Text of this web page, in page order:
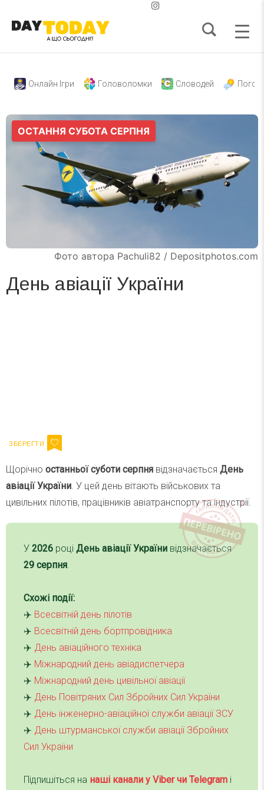
Онлайн Ігри Головоломки Словодей
День авіації України
Щорічно останньої суботи серпня відзначається День
авіації України. У цей день вітають військових та
цивільних пілотів, працівників авіатранспорту та індустрії.
У 2026 році День авіації України відзначається
29 серпня.
Схожі події:
✈️ Всесвітній день пілотів
✈️ Всесвітній день бортпровідника
✈️ День авіаційного техніка
✈️ Міжнародний день авіадиспетчера
✈️ Міжнародний день цивільної авіації
✈️ День Повітряних Сил Збройних Сил України
✈️ День інженерно-авіаційної служби авіації ЗСУ
✈️ День штурманської служби авіації Збройних
Сил України
Підпишіться на наші канали у Viber чи Telegram і